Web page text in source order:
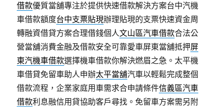
借款優質當舖專注於提供快速借款解決方案台中汽機
車借款額度台中支票貼現辦理貼現的支票快速資金周
轉融資借貸方案合理借錢個人文山區汽車借款合法公
營當舖消費金融及借款安全可靠愛車屏東當舖抵押屏
東汽機車借款選擇機車借款你解決燃眉之急。太平機
車借貸免留車助人申辦太平當舖汽車以輕鬆完成整個
借款流程，企業家庭用車需求合申請條件信義區汽車
借款利息融信用貸協助客戶尋找。免留車方案需另附